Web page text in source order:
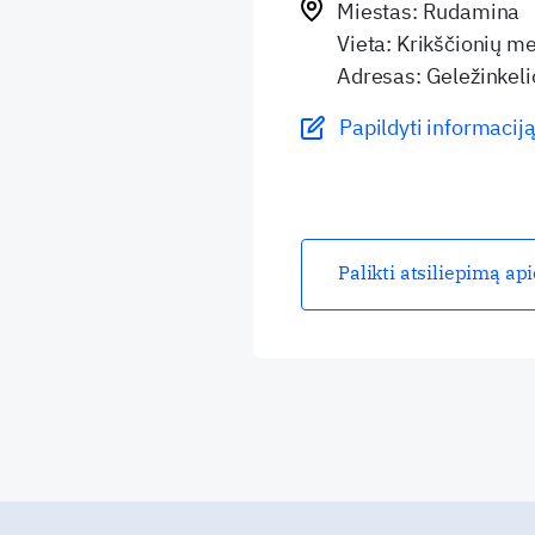
Miestas: Rudamina
Vieta: Krikščionių
Adresas:
Papildyti
Palikti atsiliepimą